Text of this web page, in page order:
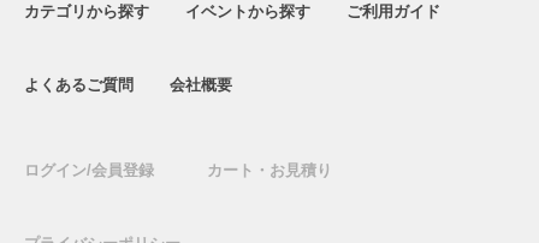
カテゴリから探す イベントから探す ご利用ガイド
よくあるご質問 会社概要
ログイン/会員登録 カート・お見積り